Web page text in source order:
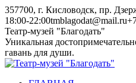
Skip
to
content
357700, г. Кисловодск, пр.
18:00-22:00tmblagodat@mail.ru
Instagram
page
opens
in
Telegram
page
opens
in
Театр-музей "Благодать"
Уникальная
гавань для души.